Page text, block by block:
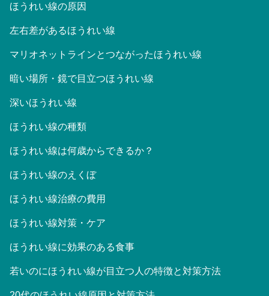
ほうれい線の原因
左右差があるほうれい線
マリオネットラインとつながったほうれい線
暗い場所・鏡で目立つほうれい線
深いほうれい線
ほうれい線の種類
ほうれい線は何歳からできるか？
ほうれい線のえくぼ
ほうれい線治療の費用
ほうれい線対策・ケア
ほうれい線に効果のある食事
若いのにほうれい線が目立つ人の特徴と対策方法